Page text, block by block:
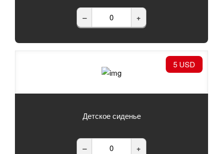
– +
5 USD
Детское сиденье
– +